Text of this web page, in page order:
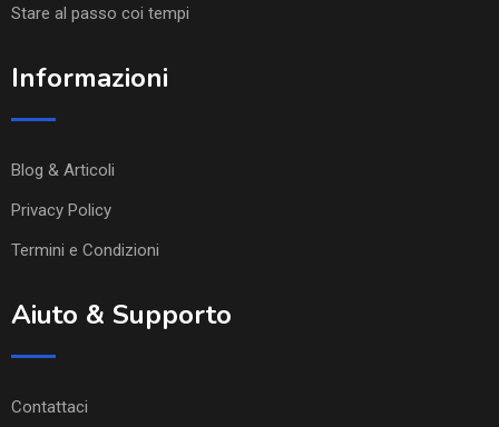
Stare al passo coi tempi
Informazioni
Blog & Articoli
Privacy Policy
Termini e Condizioni
Aiuto & Supporto
Contattaci